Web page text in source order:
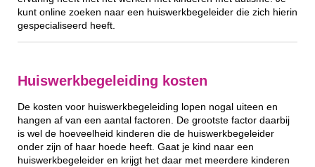
kunt online zoeken naar een huiswerkbegeleider die zich hierin
gespecialiseerd heeft.
Huiswerkbegeleiding kosten
De kosten voor huiswerkbegeleiding lopen nogal uiteen en
hangen af van een aantal factoren. De grootste factor daarbij
is wel de hoeveelheid kinderen die de huiswerkbegeleider
onder zijn of haar hoede heeft. Gaat je kind naar een
huiswerkbegeleider en krijgt het daar met meerdere kinderen